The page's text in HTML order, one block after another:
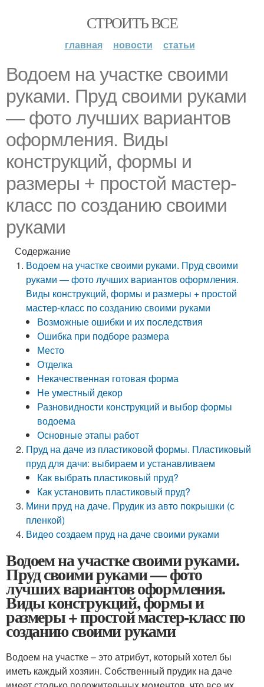
СТРОИТЬ ВСЕ
главная новости статьи
Водоем на участке своими
руками. Пруд своими руками
— фото лучших вариантов
оформления. Виды
конструкций, формы и
размеры + простой мастер-
класс по созданию своими
руками
Содержание
Водоем на участке своими руками. Пруд своими
руками — фото лучших вариантов оформления.
Виды конструкций, формы и размеры + простой
мастер-класс по созданию своими руками
Возможные ошибки и их последствия
Ошибка при подборе размера
Место
Отделка
Некачественная готовая форма
Не уместный декор
Разновидности конструкций и выбор формы
водоема
Основные этапы работ
Пруд на даче из пластиковой формы. Пластиковый
пруд для дачи: выбираем и устанавливаем
Как выбрать пластиковый пруд?
Как установить пластиковый пруд?
Мини пруд на даче. Прудик из авто покрышки (с
пленкой)
Видео создаем пруд на даче своими руками
Водоем на участке своими руками.
Пруд своими руками — фото
лучших вариантов оформления.
Виды конструкций, формы и
размеры + простой мастер-класс по
созданию своими руками
Водоем на участке – это атрибут, который хотел бы
иметь каждый хозяин. Собственный прудик на даче